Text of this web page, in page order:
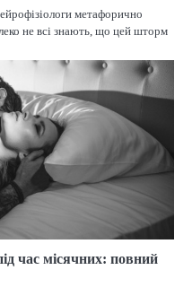
метафорично
не всі знають, що цей шторм
час місячних: повний